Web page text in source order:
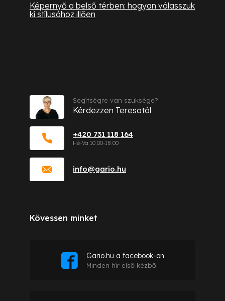
Képernyő a belső térben: hogyan válasszuk
ki stílusához illően
info@gario.hu
+420 731 118 164
Segítségre van szüksége?
Kérdezzen Teresatól
Kövessen minket
Gario.hu a facebook-on
Minden hír első kézből